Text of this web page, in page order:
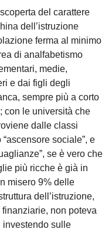
del carattere
dell’istruzione
ferma al minimo
di analfabetismo
medie,
e dai figli degli
sempre più a corto
con le università che
dalle classi
sociale”, e
se è vero che
più ricche è già in
misero 9% delle
dell’istruzione,
non poteva
investendo sulle